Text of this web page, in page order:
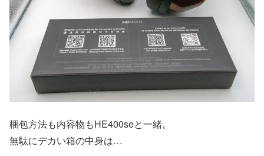
梱包方法も内容物もHE400seと一緒。
無駄にデカい箱の中身は…